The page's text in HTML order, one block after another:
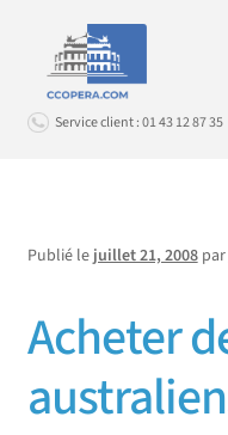
navigation
contenu
Service client : 01 43 12 87 35
ACHAT EN LIGNE
LE CHANGE EN AGENCE
Publié le juillet 21, 2008 par
Acheter